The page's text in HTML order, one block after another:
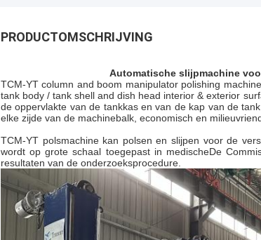
PRODUCTOMSCHRIJVING
Automatische slijpmachine
TCM-YT column and boom manipulator polishing
tank body / tank shell and dish head interior & exterior
de oppervlakte van de tankkas en van de kap van de
elke zijde van de machinebalk, economisch en
TCM-YT polsmachine kan polsen en slijpen voor de
wordt op grote schaal toegepast in medischeDe
resultaten van de onderzoeksprocedure.